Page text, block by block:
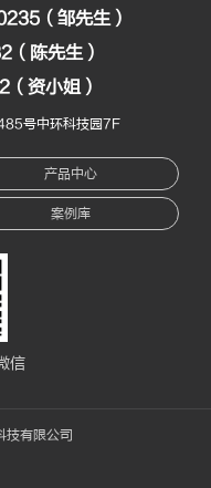
（邹先生）
陈先生）
资小姐）
号中环科技园7F
产品中心
案例库
信
有限公司